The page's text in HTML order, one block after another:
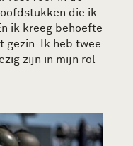
die ik
ik kreeg behoefte
gezin. Ik heb twee
zijn in mijn rol